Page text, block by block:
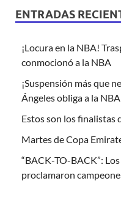
ENTRADAS
¡Locura en la NBA!
conmocionó a la NBA
¡Suspensión más que
Ángeles obliga a la
Estos son los finalistas
Martes de Copa
“BACK-TO-BACK”:
proclamaron